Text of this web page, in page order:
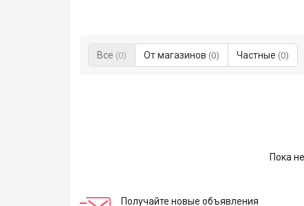
Все (0) От магазинов (0) Частные (0)
Пока
Получайте новые объявления